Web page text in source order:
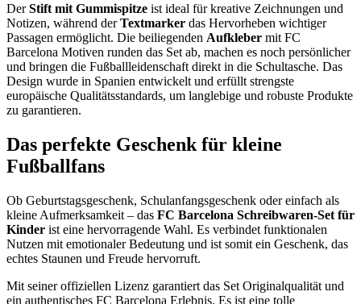
DerStift mit Gummispitze ist ideal für kreative Zeichnungen und
Notizen, während derTextmarker das Hervorheben wichtiger
Passagen ermöglicht. Die beiliegenden Aufkleber mit FC
Barcelona Motiven runden das Set ab, machen es noch persönlicher
und bringen die Fußballleidenschaft direkt in die Schultasche. Das
Design wurde in Spanien entwickelt und erfüllt strengste
europäische Qualitätsstandards, um langlebige und robuste Produkte
zu garantieren.
Das perfekte Geschenk für kleine
Fußballfans
Ob Geburtstagsgeschenk, Schulanfangsgeschenk oder einfach als
kleine Aufmerksamkeit – das FC Barcelona Schreibwaren-Set für
Kinder ist eine hervorragende Wahl. Es verbindet funktionalen
Nutzen mit emotionaler Bedeutung und ist somit ein Geschenk, das
echtes Staunen und Freude hervorruft.
Mit seiner offiziellen Lizenz garantiert das Set Originalqualität und
ein authentisches FC Barcelona Erlebnis. Es ist eine tolle